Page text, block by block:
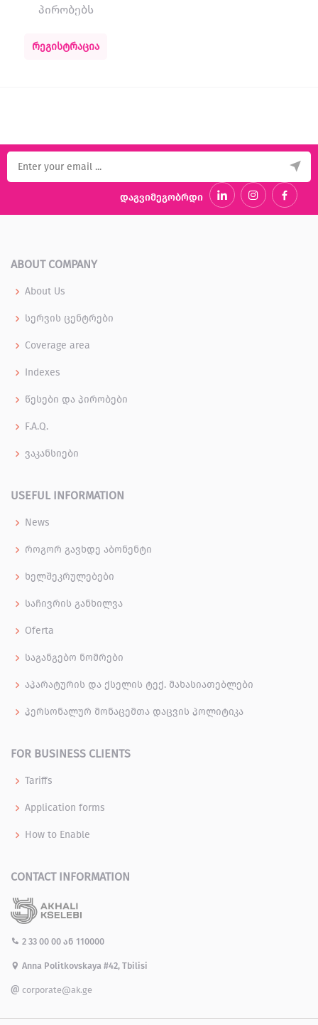
პირობებს
ᲠᲔᲒᲘᲡᲢᲠᲐᲪᲘᲐ
დაგვიმეგობრდი
ABOUT COMPANY
About Us
სერვის ცენტრები
Coverage area
Indexes
წესები და პირობები
F.A.Q.
ვაკანსიები
USEFUL INFORMATION
News
როგორ გავხდე აბონენტი
ხელშეკრულებები
საჩივრის განხილვა
Oferta
საგანგებო ნომრები
აპარატურის და ქსელის ტექ. მახასიათებლები
პერსონალურ მონაცემთა დაცვის პოლიტიკა
FOR BUSINESS CLIENTS
Tariffs
Application forms
How to Enable
CONTACT INFORMATION
2 33 00 00 ან 110000
Anna Politkovskaya #42, Tbilisi
corporate@ak.ge